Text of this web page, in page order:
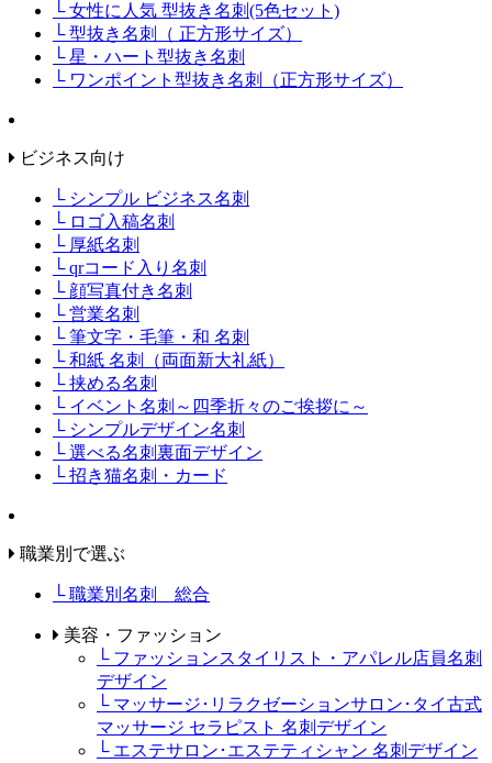
└ 女性に人気 型抜き名刺(5色セット)
└ 型抜き名刺（ 正方形サイズ）
└ 星・ハート型抜き名刺
└ ワンポイント型抜き名刺（正方形サイズ）
ビジネス向け
└ シンプル ビジネス名刺
└ ロゴ入稿名刺
└ 厚紙名刺
└ qrコード入り名刺
└ 顔写真付き名刺
└ 営業名刺
└ 筆文字・毛筆・和 名刺
└ 和紙 名刺（両面新大礼紙）
└ 挟める名刺
└ イベント名刺～四季折々のご挨拶に～
└ シンプルデザイン名刺
└ 選べる名刺裏面デザイン
└ 招き猫名刺・カード
職業別で選ぶ
└ 職業別名刺 総合
美容・ファッション
└ ファッションスタイリスト・アパレル店員名刺
デザイン
└ マッサージ･リラクゼーションサロン･タイ古式
マッサージ セラピスト 名刺デザイン
└ エステサロン･エステティシャン 名刺デザイン